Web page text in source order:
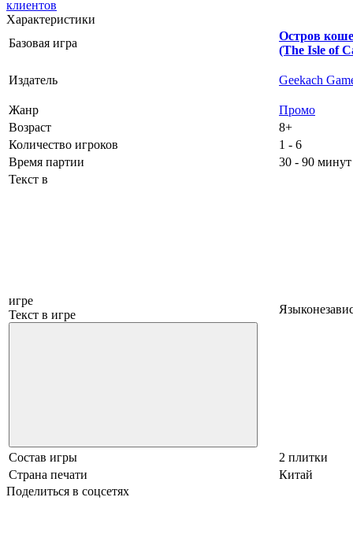
клиентов
Характеристики
Базовая игра
Остров
(The Isle of
Издатель Geekach
Жанр
Промо
Возраст
8+
Количество игроков
1 - 6
Время партии
30 - 90 минут
Текст в
игре
Текст в игре
Состав игры
2 плитки
Страна печати
Китай
Поделиться в соцсетях